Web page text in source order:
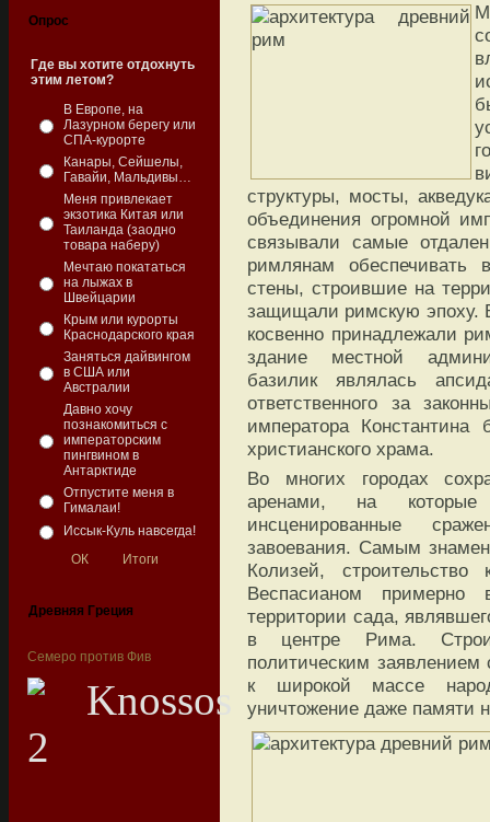
Опрос
Где вы хотите отдохнуть
этим летом?
В Европе, на
Лазурном берегу или
СПА-курорте
Канары, Сейшелы,
Гавайи, Мальдивы…
Меня привлекает
экзотика Китая или
Таиланда (заодно
товара наберу)
Мечтаю покататься
на лыжах в
Швейцарии
Крым или курорты
Краснодарского края
Заняться дайвингом
в США или
Австралии
Давно хочу
познакомиться с
императорским
пингвином в
Антарктиде
Отпустите меня в
Гималаи!
Иссык-Куль навсегда!
Древняя Греция
Семеро против Фив
структуры, мосты,
объединения огромной
связывали самые
римлянам обеспечивать
стены, строившие на
защищали римскую эпоху.
косвенно принадлежали
здание местной
базилик являлась
ответственного за
императора Константина
христианского храма.
Во многих городах
аренами, на которые
инсценированные
завоевания. Самым
Колизей,
Веспасианом
территории сада,
в центре Рима.
политическим
к широкой массе
уничтожение даже памяти